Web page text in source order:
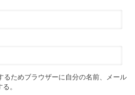
るためブラウザーに自分の名前、メール
。